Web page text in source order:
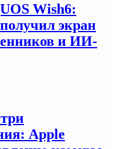
Wish6:
экран
и ИИ-
Apple